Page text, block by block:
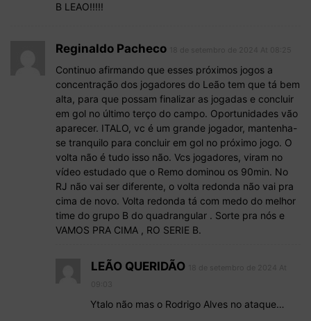
B LEAO!!!!!
Reginaldo Pacheco
Continuo afirmando que esses próximos jogos a
concentração dos jogadores do Leão tem que tá bem
alta, para que possam finalizar as jogadas e concluir
em gol no último terço do campo. Oportunidades vão
aparecer. ITALO, vc é um grande jogador, mantenha-
se tranquilo para concluir em gol no próximo jogo. O
volta não é tudo isso não. Vcs jogadores, viram no
vídeo estudado que o Remo dominou os 90min. No
RJ não vai ser diferente, o volta redonda não vai pra
cima de novo. Volta redonda tá com medo do melhor
time do grupo B do quadrangular . Sorte pra nós e
VAMOS PRA CIMA , RO SERIE B.
LEÃO QUERIDÃO
Ytalo não mas o Rodrigo Alves no ataque…